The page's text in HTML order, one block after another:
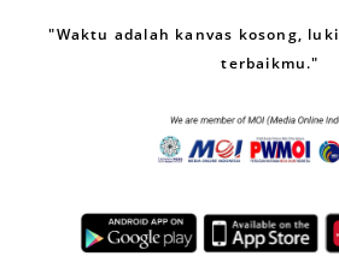
"Waktu adalah kanvas kosong,
terbaikmu."